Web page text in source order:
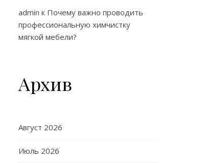
admin к Почему важно проводить
профессиональную химчистку
мягкой мебели?
Архив
Август 2026
Июль 2026